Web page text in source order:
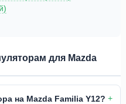
для Mazda
на Mazda Familia Y12?